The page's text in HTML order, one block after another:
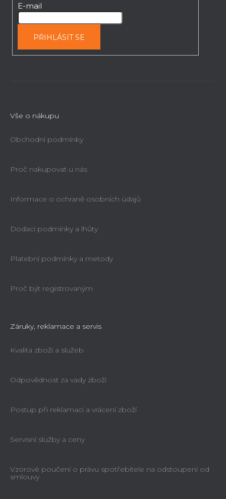
s
E-mail
PŘIHLÁSIT SE
Vše o nákupu
Obchodní podmínky
Proč nakupovat u nás
Informace o ochraně osobních údajů
Dodací podmínky a lhůty
Platební podmínky a metody
Proč být registrovaným
Záruky, reklamace a servis
Kvalita zboží a služeb
Odpovědnost za vady zboží
Postup při reklamaci a vrácení zboží
Servisní služby a ceny
Vzorové poučení o právu spotřebitele na odstoupení od
smlouvy